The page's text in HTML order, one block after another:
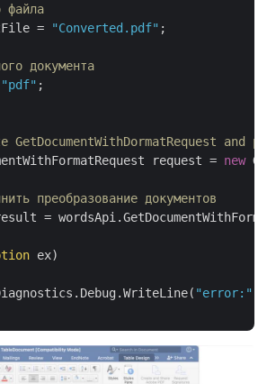
файла
= "Converted.pdf" ;
документа
"pdf" ;
GetDocumentWithDormatRequest and
request =
new
преобразование документов
=
ex)
"error:"